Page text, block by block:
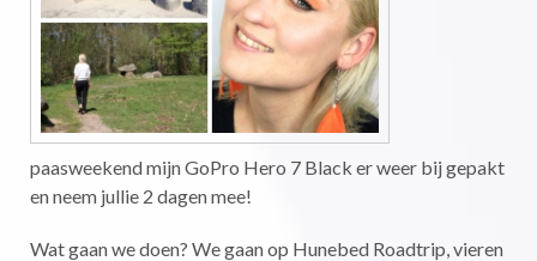
paasweekend mijn GoPro Hero 7 Black er weer bij gepakt
en neem jullie 2 dagen mee!
Wat gaan we doen? We gaan op Hunebed Roadtrip, vieren